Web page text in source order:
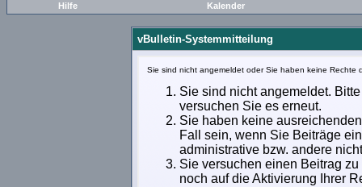
Hilfe Kalender
vBulletin-Systemmitteilung
Sie sind nicht angemeldet oder Sie haben keine
Sie sind nicht angemeldet.
versuchen Sie es erneut.
Sie haben keine
Fall sein, wenn Sie Beiträge
administrative bzw. andere
Sie versuchen einen Beitrag
noch auf die Aktivierung Ihrer